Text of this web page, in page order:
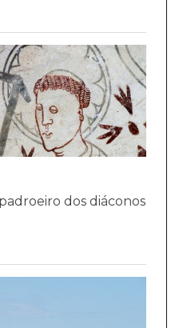
dos diáconos